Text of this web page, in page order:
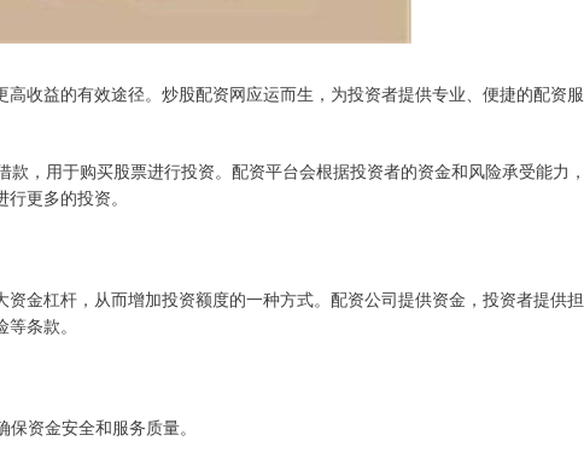
收益的有效途径。炒股配资网应运而生，为投资者提供专业、便捷的配资服
，用于购买股票进行投资。配资平台会根据投资者的资金和风险承受能力，
更多的投资。
金杠杆，从而增加投资额度的一种方式。配资公司提供资金，投资者提供担
条款。
资金安全和服务质量。